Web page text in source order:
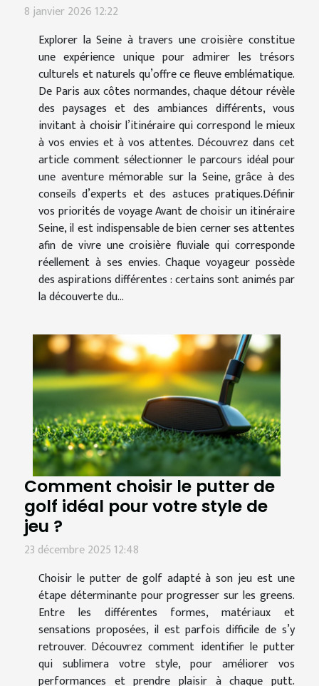
8 janvier 2026 12:22
Explorer la Seine à travers une croisière constitue
une expérience unique pour admirer les trésors
culturels et naturels qu’offre ce fleuve emblématique.
De Paris aux côtes normandes, chaque détour révèle
des paysages et des ambiances différents, vous
invitant à choisir l’itinéraire qui correspond le mieux
à vos envies et à vos attentes. Découvrez dans cet
article comment sélectionner le parcours idéal pour
une aventure mémorable sur la Seine, grâce à des
conseils d’experts et des astuces pratiques.Définir
vos priorités de voyage Avant de choisir un itinéraire
Seine, il est indispensable de bien cerner ses attentes
afin de vivre une croisière fluviale qui corresponde
réellement à ses envies. Chaque voyageur possède
des aspirations différentes : certains sont animés par
la découverte du...
Comment choisir le putter de
golf idéal pour votre style de
jeu ?
23 décembre 2025 12:48
Choisir le putter de golf adapté à son jeu est une
étape déterminante pour progresser sur les greens.
Entre les différentes formes, matériaux et
sensations proposées, il est parfois difficile de s’y
retrouver. Découvrez comment identifier le putter
qui sublimera votre style, pour améliorer vos
performances et prendre plaisir à chaque putt.